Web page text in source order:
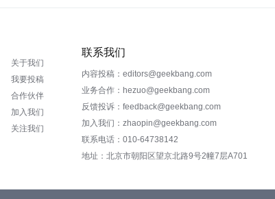
关于我们
我要投稿
合作伙伴
加入我们
关注我们
联系我们
内容投稿：editors@geekbang.com
业务合作：hezuo@geekbang.com
反馈投诉：feedback@geekbang.com
加入我们：zhaopin@geekbang.com
联系电话：010-64738142
地址：北京市朝阳区望京北路9号2幢7层A701